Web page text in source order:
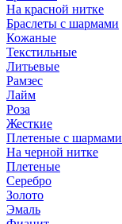
На красной нитке
Браслеты с шармами
Кожаные
Текстильные
Литьевые
Рамзес
Лайм
Роза
Жесткие
Плетеные с шармами
На черной нитке
Плетеные
Серебро
Золото
Эмаль